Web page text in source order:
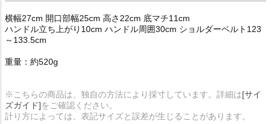
横幅27cm 開口部幅25cm 高さ22cm 底マチ11cm
ハンドル立ち上がり10cm ハンドル周囲30cm ショルダーベルト123
～133.5cm
重量：約520g
※こちらの商品は、独自の方法により採寸しています。詳細は[サイ
ズガイド]をご確認ください。
計り方によっては、表記サイズと誤差が生じることがあります。